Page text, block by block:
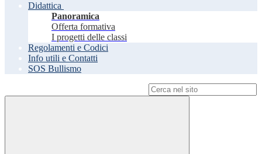
Didattica
Panoramica
Offerta formativa
I progetti delle classi
Regolamenti e Codici
Info utili e Contatti
SOS Bullismo